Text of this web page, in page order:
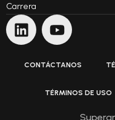
Carrera
CONTÁCTANOS
TÉRMINOS DE USO